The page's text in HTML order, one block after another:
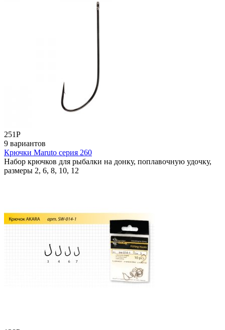
251Р
9 вариантов
Крючки Maruto серия 260
Набор крючков для рыбалки на донку, поплавочную удочку,
размеры 2, 6, 8, 10, 12